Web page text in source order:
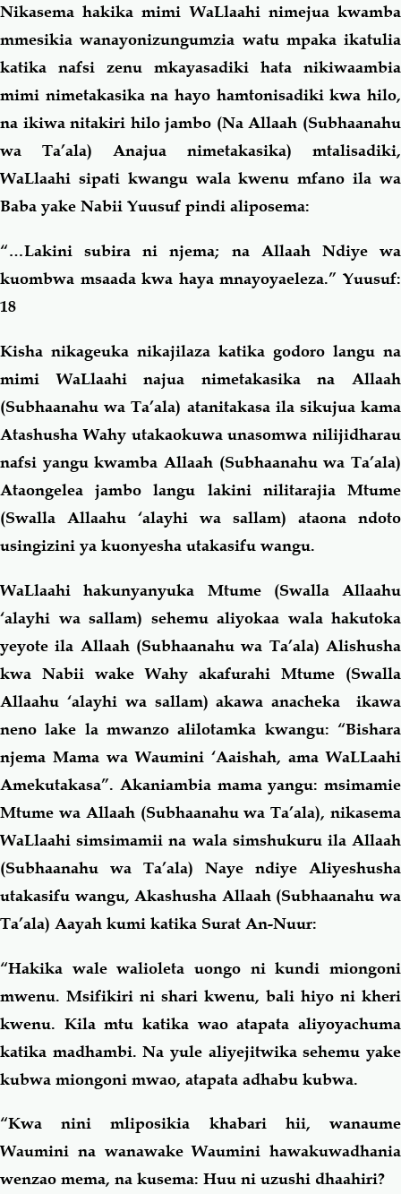
Nikasema hakika mimi WaLlaahi nimejua kwamba
mmesikia wanayonizungumzia watu mpaka ikatulia
katika nafsi zenu mkayasadiki hata nikiwaambia
mimi nimetakasika na hayo hamtonisadiki kwa hilo,
na ikiwa nitakiri hilo jambo (Na Allaah (Subhaanahu
wa Ta’ala) Anajua nimetakasika) mtalisadiki,
WaLlaahi sipati kwangu wala kwenu mfano ila wa
Baba yake Nabii Yuusuf pindi aliposema:
“…Lakini subira ni njema; na Allaah Ndiye wa
kuombwa msaada kwa haya mnayoyaeleza.” Yuusuf:
18
Kisha nikageuka nikajilaza katika godoro langu na
mimi WaLlaahi najua nimetakasika na Allaah
(Subhaanahu wa Ta’ala) atanitakasa ila sikujua kama
Atashusha Wahy utakaokuwa unasomwa nilijidharau
nafsi yangu kwamba Allaah (Subhaanahu wa Ta’ala)
Ataongelea jambo langu lakini nilitarajia Mtume
(Swalla Allaahu ‘alayhi wa sallam) ataona ndoto
usingizini ya kuonyesha utakasifu wangu.
WaLlaahi hakunyanyuka Mtume (Swalla Allaahu
‘alayhi wa sallam) sehemu aliyokaa wala hakutoka
yeyote ila Allaah (Subhaanahu wa Ta’ala) Alishusha
kwa Nabii wake Wahy akafurahi Mtume (Swalla
Allaahu ‘alayhi wa sallam) akawa anacheka ikawa
neno lake la mwanzo alilotamka kwangu: “Bishara
njema Mama wa Waumini ‘Aaishah, ama WaLLaahi
Amekutakasa”. Akaniambia mama yangu: msimamie
Mtume wa Allaah (Subhaanahu wa Ta’ala), nikasema
WaLlaahi simsimamii na wala simshukuru ila Allaah
(Subhaanahu wa Ta’ala) Naye ndiye Aliyeshusha
utakasifu wangu, Akashusha Allaah (Subhaanahu wa
Ta’ala) Aayah kumi katika Surat An-Nuur:
“Hakika wale walioleta uongo ni kundi miongoni
mwenu. Msifikiri ni shari kwenu, bali hiyo ni kheri
kwenu. Kila mtu katika wao atapata aliyoyachuma
katika madhambi. Na yule aliyejitwika sehemu yake
kubwa miongoni mwao, atapata adhabu kubwa.
“Kwa nini mliposikia khabari hii, wanaume
Waumini na wanawake Waumini hawakuwadhania
wenzao mema, na kusema: Huu ni uzushi dhaahiri?